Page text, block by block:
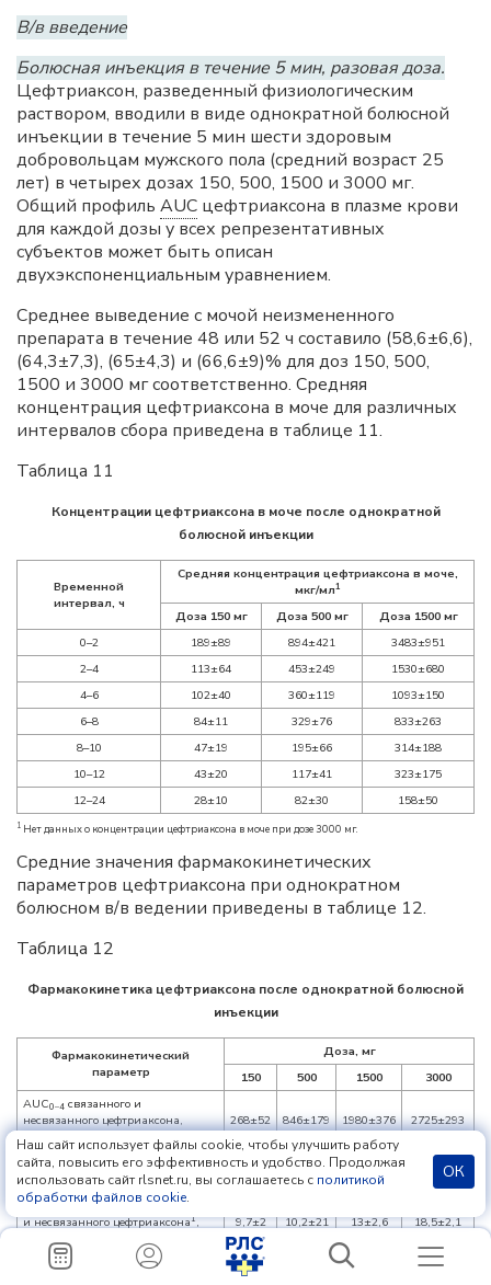
В/в введение
Болюсная инъекция в течение 5 мин, разовая доза.
Цефтриаксон, разведенный физиологическим
раствором, вводили в виде однократной болюсной
инъекции в течение 5 мин шести здоровым
добровольцам мужского пола (средний возраст 25
лет) в четырех дозах 150, 500, 1500 и 3000 мг.
Общий профиль AUC цефтриаксона в плазме крови
для каждой дозы у всех репрезентативных
субъектов может быть описан
двухэкспоненциальным уравнением.
Среднее выведение с мочой неизмененного
препарата в течение 48 или 52 ч составило (58,6±6,6),
(64,3±7,3), (65±4,3) и (66,6±9)% для доз 150, 500,
1500 и 3000 мг соответственно. Средняя
концентрация цефтриаксона в моче для различных
интервалов сбора приведена в таблице 11.
Таблица 11
Концентрации цефтриаксона в моче после однократной
болюсной инъекции
Временной
интервал, ч
Средняя концентрация цефтриаксона в моче,
мкг/мл1
Доза 150 мг Доза 500 мг
Доза 1500 мг
0–2
189±89 894±421
3483±951
2–4
113±64 453±249
1530±680
4–6
102±40 360±119
1093±150
6–8
84±11 329±76
833±263
8–10
47±19 195±66
314±188
10–12
43±20 117±41
323±175
12–24
28±10 82±30 158±50
1 Нет данных о концентрации цефтриаксона в моче при дозе 3000 мг.
Средние значения фармакокинетических
параметров цефтриаксона при однократном
болюсном в/в ведении приведены в таблице 12.
Таблица 12
Фармакокинетика цефтриаксона после однократной болюсной
инъекции
Фармакокинетический
параметр
Доза, мг
150
500 1500
3000
AUC0–4связанного и
несвязанного цефтриаксона,
мкг·ч/мл
268±52 846±179 1980±376 2725±293
AUC0–4несвязанного
цефтриаксона, мкг·ч/мл
10,1±2 35,6±8,5 106±16 196,6±22,7
Плазменный клиренс связанного
и несвязанного цефтриаксона1,
мл/мин
9,7±2 10,2±21 13±2,6 18,5±2,1
Плазменный клиренс
262±47
Наш сайт использует файлы cookie, чтобы улучшить работу
сайта, повысить его эффективность и удобство. Продолжая
использовать сайт rlsnet.ru, вы соглашаетесь с политикой
обработки файлов cookie.
ОК